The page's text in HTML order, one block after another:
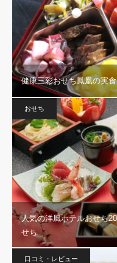
健康三彩おせち鳳凰の実
おせち
人気の洋風ホテルおせち
せち
口コミ・レビュー